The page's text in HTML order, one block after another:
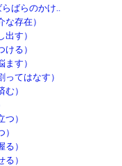
ばらのかけ..
存在）
す）
る）
す）
てはなす）
）
）
）
）